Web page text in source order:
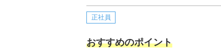
正社員
おすすめのポイント